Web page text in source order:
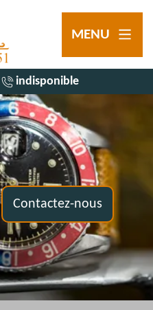
MENU
indisponible
Contactez-nous